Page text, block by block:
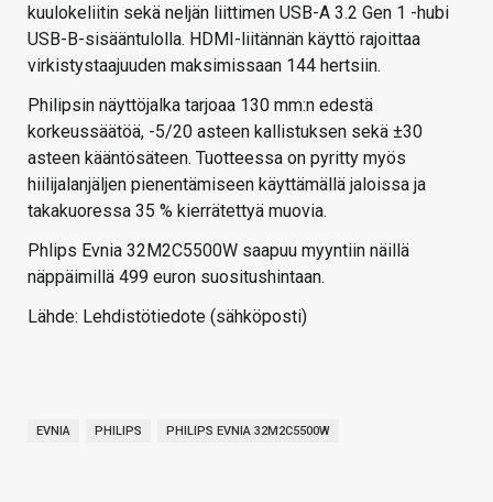
kuulokeliitin sekä neljän liittimen USB-A 3.2 Gen 1 -hubi
USB-B-sisääntulolla. HDMI-liitännän käyttö rajoittaa
virkistystaajuuden maksimissaan 144 hertsiin.
Philipsin näyttöjalka tarjoaa 130 mm:n edestä
korkeussäätöä, -5/20 asteen kallistuksen sekä ±30
asteen kääntösäteen. Tuotteessa on pyritty myös
hiilijalanjäljen pienentämiseen käyttämällä jaloissa ja
takakuoressa 35 % kierrätettyä muovia.
Phlips Evnia 32M2C5500W saapuu myyntiin näillä
näppäimillä 499 euron suositushintaan.
Lähde: Lehdistötiedote (sähköposti)
EVNIA PHILIPS PHILIPS EVNIA 32M2C5500W